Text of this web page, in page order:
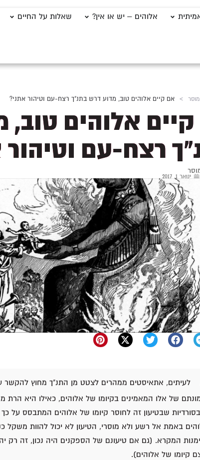
אלוהים – יש או אין? שאלות על החיים
מוסר > אם קיים אלוהים טוב, מדוע דרש בתנ"ך רצח-עם וטיהור אתני?
אלוהים טוב,
רצח-עם וטיהור
ינואר 1, 2017
לעיתים, אתאיסטים ממהרים לצטט מן התנ"ך מחוץ להקשר
של אלו המאמינים בקיומו של אלוהים, כאילו היא הרת
שבטיעון זה לחוסר קיומו של אלוהים המתבסס על
באמת אל רשע ולא מוסרי, הטיעון לא יכול להוות משקל
המקרא. (גם אם טיעונם של הספקנים היה נכון, זה רק
קיומו של אלוהים).